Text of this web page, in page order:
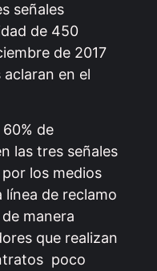
señales
de 450
de 2017
en el
de
las tres señales
los medios
línea de reclamo
manera
que realizan
poco